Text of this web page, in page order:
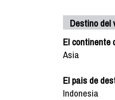
Destino del
El continente
Asia
El pais de
Indonesia